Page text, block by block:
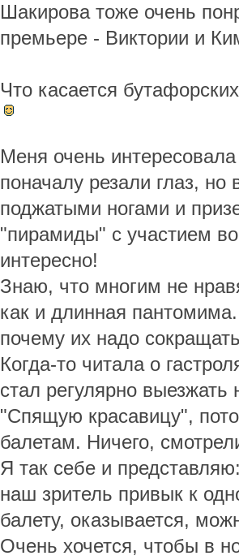
Шакирова тоже очень
премьере - Виктории и
Что касается
Меня очень
поначалу резали глаз,
поджатыми ногами и
"пирамиды" с участием
интересно!
Знаю, что многим не
как и длинная
почему их надо
Когда-то читала о
стал регулярно
"Спящую красавицу",
балетам. Ничего,
Я так себе и
наш зритель привык к
балету, оказывается,
Очень хочется, чтобы в